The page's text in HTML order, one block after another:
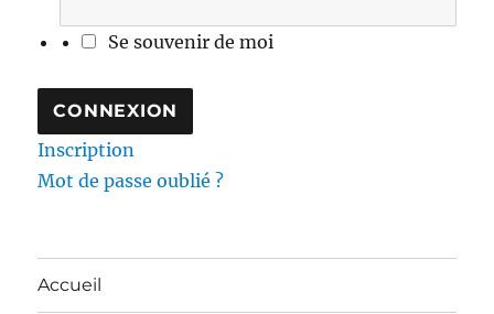
Se souvenir de moi
Inscription
Mot de passe oublié ?
Accueil